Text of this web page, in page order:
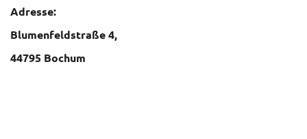
Adresse:
Blumenfeldstraße 4,
44795 Bochum